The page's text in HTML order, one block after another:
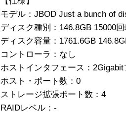
モデル：JBOD Just a bunch of
ディスク種別：146.8GB 15000
ディスク容量：1761.6GB
コントローラ：なし
ホストインタフェース：
ホスト・ポート数：0
ストレージ拡張ポート数：4
RAIDレベル：-